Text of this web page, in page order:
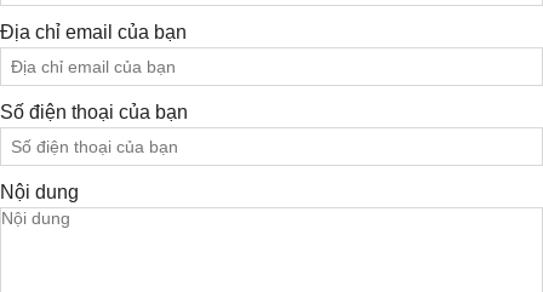
Địa chỉ email của bạn
Số điện thoại của bạn
Nội dung